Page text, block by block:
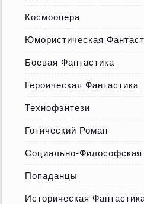
Космоопера
Юмористическая
Боевая Фантастика
Героическая Фантастика
Технофэнтези
Готический Роман
Социально-Философская
Попаданцы
Историческая